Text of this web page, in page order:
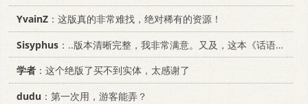
YvainZ ：这版真的非常难找，绝对稀有的资源！
Sisyphus ：..版本清晰完整，我非常满意。又及，这本《话语的真相》...
学者 ：这个绝版了买不到实体，太感谢了
dudu ：第一次用，游客能弄？